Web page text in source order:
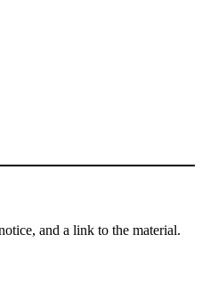
and a link to the material.